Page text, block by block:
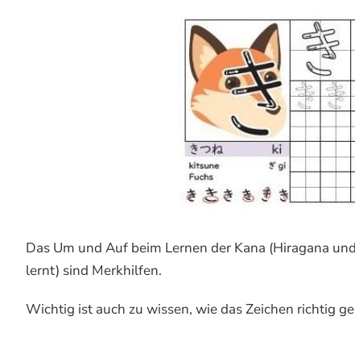
Das Um und Auf beim Lernen der Kana (Hiragana
lernt) sind Merkhilfen.
Wichtig ist auch zu wissen, wie das Zeichen richtig